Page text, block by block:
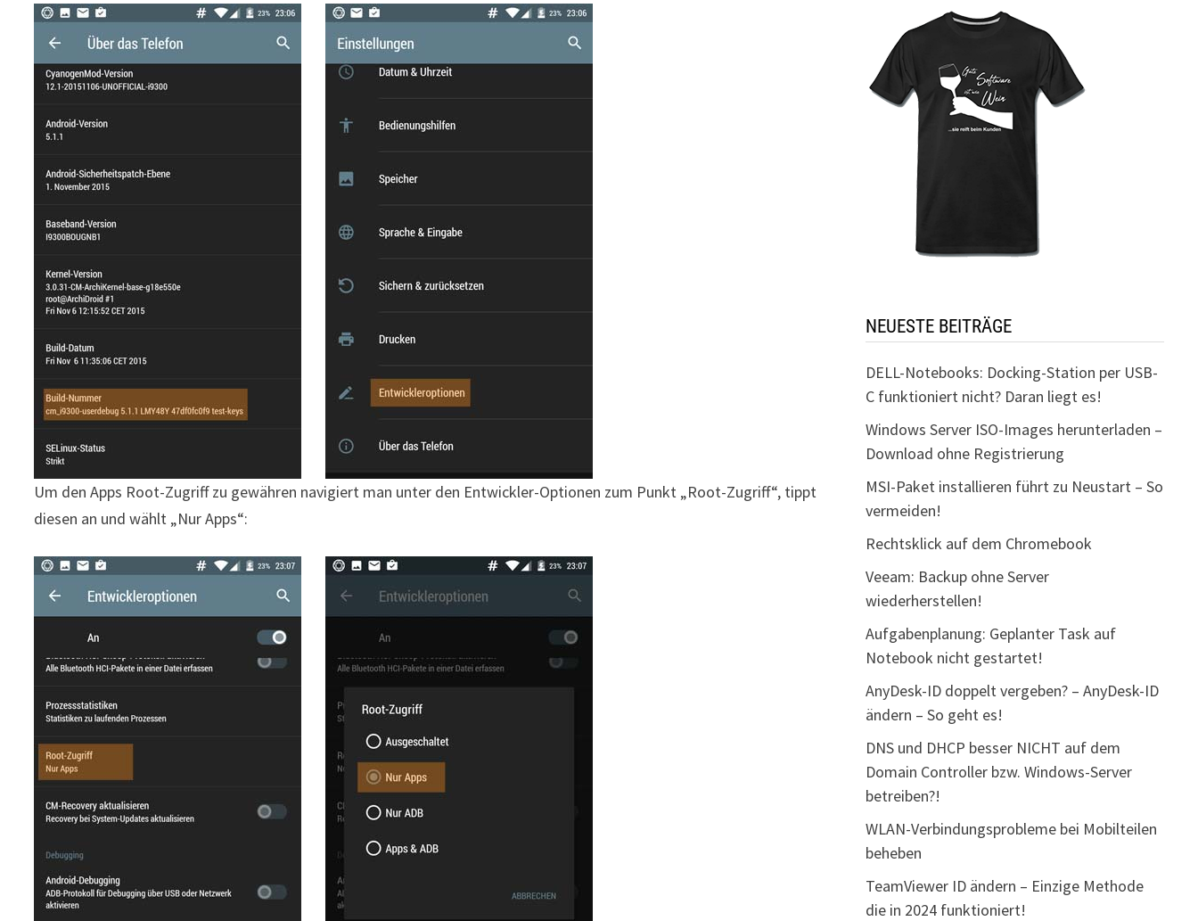
Um den Apps Root-Zugriff zu gewähren navigiert man unter den Entwickler-Optionen zum Punkt „Root-Zugriff“, tippt
diesen an und wählt „Nur Apps“:
NEUESTE BEITRÄGE
DELL-Notebooks: Docking-Station per USB-
C funktioniert nicht? Daran liegt es!
Windows Server ISO-Images herunterladen –
Download ohne Registrierung
MSI-Paket installieren führt zu Neustart – So
vermeiden!
Rechtsklick auf dem Chromebook
Veeam: Backup ohne Server
wiederherstellen!
Aufgabenplanung: Geplanter Task auf
Notebook nicht gestartet!
AnyDesk-ID doppelt vergeben? – AnyDesk-ID
ändern – So geht es!
DNS und DHCP besser NICHT auf dem
Domain Controller bzw. Windows-Server
betreiben?!
WLAN-Verbindungsprobleme bei Mobilteilen
beheben
TeamViewer ID ändern – Einzige Methode
die in 2024 funktioniert!